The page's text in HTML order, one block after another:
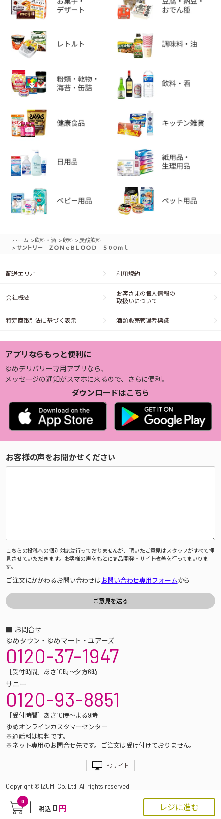
0
税込 0 円 レジに進む
ホーム >飲料・酒 >飲料 > 炭酸飲料
> サントリー ＺＯＮｅＢＬＯＯＤ ５００ｍｌ
配送エリア 利用規約
会社概要
お客さまの個人情報の
取扱いについて
特定商取引法に基づく表示 酒類販売管理者標識
アプリならもっと便利に
ゆめデリバリー専用アプリなら、
メッセージの通知がスマホに来るので、さらに便利。
ダウンロードはこちら
お客様の声をお聞かせください
こちらの投稿への個別対応は行っておりませんが、頂いたご意見はスタッフがすべて拝
見させていただきます。お客様の声をもとに商品開発・サイト改善を行ってまいりま
す。
ご注文にかかわるお問い合わせはお問い合わせ専用フォームから
■ お問合せ
ゆめタウン・ゆめマート・ユアーズ
0120-37-1947
［受付時間］あさ10時～夕方6時
サニー
0120-93-8851
［受付時間］あさ10時～よる9時
ゆめオンラインカスタマーセンター
※通話料は無料です。
※ネット専用のお問合せ先です。ご注文は受け付けておりません。
PCサイト
Copyright © IZUMI Co.,Ltd. All rights reserved.